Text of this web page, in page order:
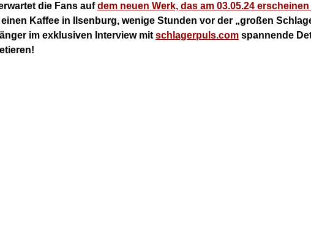
die Fans aufdem neuen Werk, das am 03.05.24 erscheinen
Kaffee in Ilsenburg, wenige Stunden vor der „großen
im exklusiven Interview mit schlagerpuls.com spannende